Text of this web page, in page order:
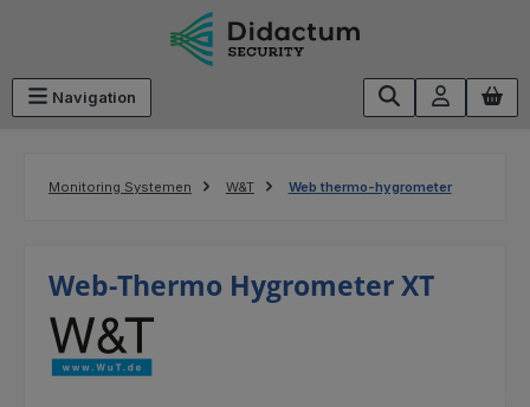
Navigation
Monitoring Systemen W&T Web thermo-hygrometer
Web-Thermo Hygrometer XT